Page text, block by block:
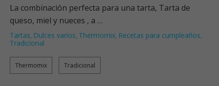
La combinación perfecta para una tarta, Tarta de
queso, miel y nueces , a …
Tartas, Dulces varios, Thermomix, Recetas para cumpleaños,
Tradicional
Thermomix Tradicional